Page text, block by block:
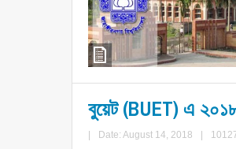
বুয়েট (BUET) এ ২০১৮-
Date: August 14, 2018